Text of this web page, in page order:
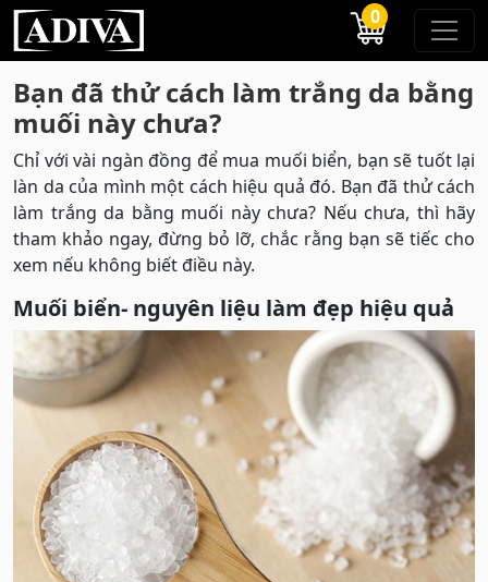
0
Bạn đã thử cách làm trắng da bằng
muối này chưa?
Chỉ với vài ngàn đồng để mua muối biển, bạn sẽ tuốt lại
làn da của mình một cách hiệu quả đó. Bạn đã thử cách
làm trắng da bằng muối này chưa? Nếu chưa, thì hãy
tham khảo ngay, đừng bỏ lỡ, chắc rằng bạn sẽ tiếc cho
xem nếu không biết điều này.
Muối biển- nguyên liệu làm đẹp hiệu quả